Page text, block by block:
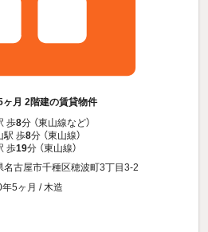
月 2階建の賃貸物件
歩8分 （東山線など）
駅 歩8分 （東山線）
歩19分 （東山線）
名古屋市千種区穂波町3丁目3-2
5ヶ月 / 木造